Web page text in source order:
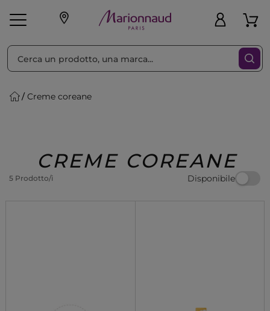
Make-up Profumi
Regalo
Creme coreane
CREME COREANE
5 Prodotto/i Disponibile
Ordina per Filtra